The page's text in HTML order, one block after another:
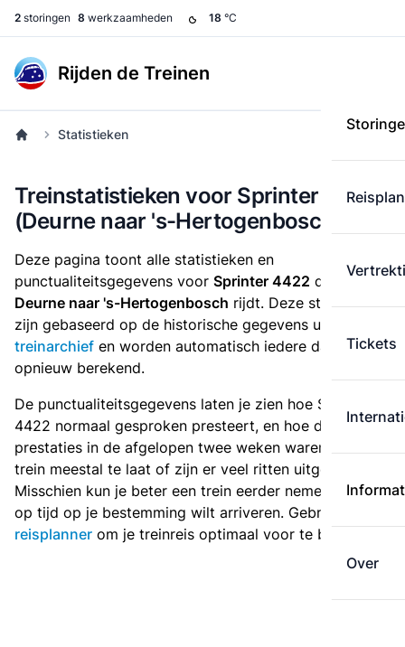
2 storingen 8 werkzaamheden 18 °C
Rijden de Treinen
Tickets
Over
Statistieken
Treinstatistieken voor Sprinter 4422
(Deurne naar 's-Hertogenbosch)
Deze pagina toont alle statistieken en
punctualiteitsgegevens voor Sprinter 4422 die
van
Deurne naar 's-Hertogenbosch rijdt. Deze statistieken
zijn gebaseerd op de historische gegevens uit het
treinarchief en worden automatisch iedere dag
opnieuw berekend.
De punctualiteitsgegevens laten je zien hoe Sprinter
4422 normaal gesproken presteert, en hoe de
prestaties in de afgelopen twee weken waren. Is deze
trein meestal te laat of zijn er veel ritten uitgevallen?
Misschien kun je beter een trein eerder nemen als je
op tijd op je bestemming wilt arriveren. Gebruik de
reisplanner om je treinreis optimaal voor te bereiden.